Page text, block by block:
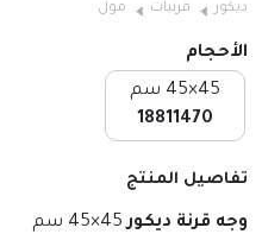
ديكور قرنيات مول
الأحجام
45×45 سم
18811470
تفاصيل المنتج
وجه قرنة ديكور45×45 سم